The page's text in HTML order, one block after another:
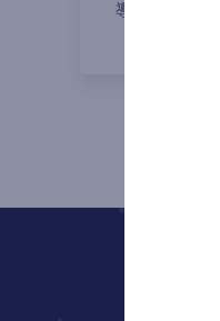
導入目的